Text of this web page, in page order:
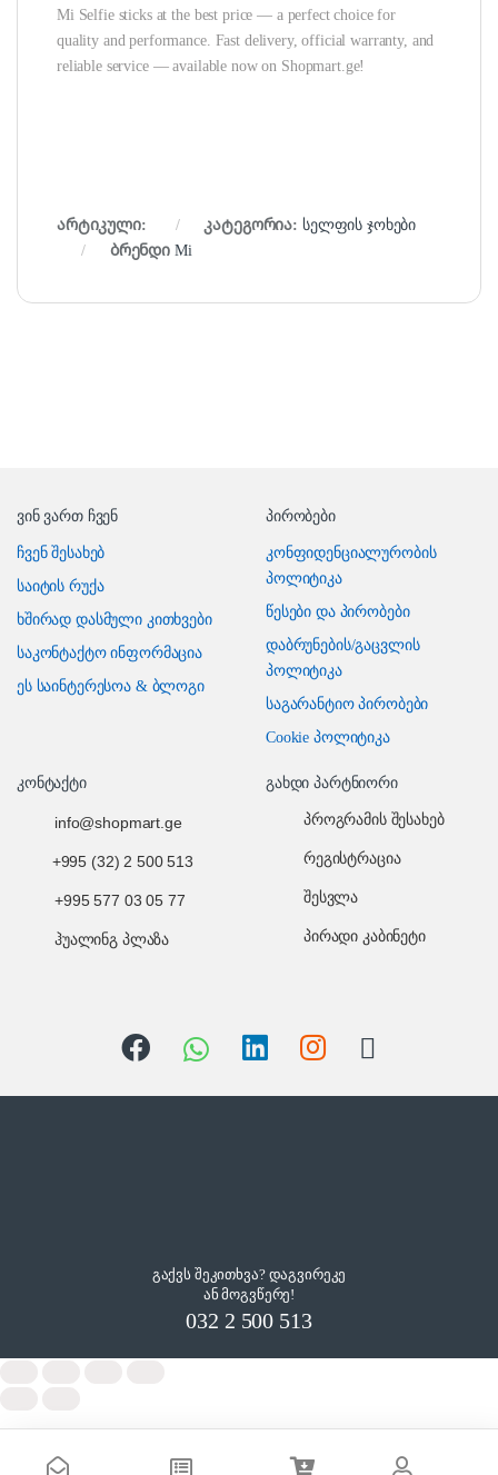
Mi Selfie sticks at the best price — a perfect choice for
quality and performance. Fast delivery, official warranty, and
reliable service — available now on Shopmart.ge!
არტიკული: კატეგორია: სელფის ჯოხები
ბრენდი Mi
ვინ ვართ ჩვენ
ჩვენ შესახებ
საიტის რუქა
ხშირად დასმული კითხვები
საკონტაქტო ინფორმაცია
ეს საინტერესოა & ბლოგი
პირობები
კონფიდენციალურობის
პოლიტიკა
წესები და პირობები
დაბრუნების/გაცვლის
პოლიტიკა
საგარანტიო პირობები
Cookie პოლიტიკა
კონტაქტი
info@shopmart.ge
+995 (32) 2 500 513
+995 577 03 05 77
ჰუალინგ პლაზა
გახდი პარტნიორი
პროგრამის შესახებ
რეგისტრაცია
შესვლა
პირადი კაბინეტი
გაქვს შეკითხვა? დაგვირეკე
ან მოგვწერე!
032 2 500 513